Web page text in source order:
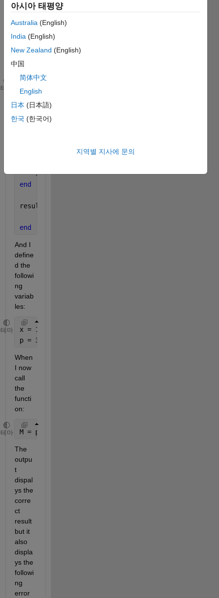
I
wrote
the
ng
code:
테마 function
%   Computes the power mean with exponent p of
    s = (x.^p)*(1/n);
end
result = sum(s)
end
And I
define
d the
followi
ng
variab
les:
테마
x = 1:5;
p = 3;
When
I now
call
the
functi
on:
테마 M = powermean(x, p)
The
outpu
t
dispal
ys the
corre
ct
result
but it
also
displa
ys the
followi
ng
error
아시아 태평양
Australia (English)
India (English)
New Zealand (English)
中国
简体中文
English
日本 (日本語)
한국 (한국어)
지역별 지사에 문의